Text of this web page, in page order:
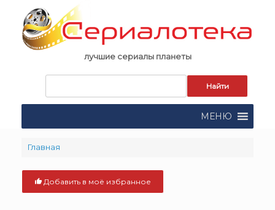
content
лучшие сериалы планеты
поиска:
МЕНЮ
Главная
Добавить в моё избранное